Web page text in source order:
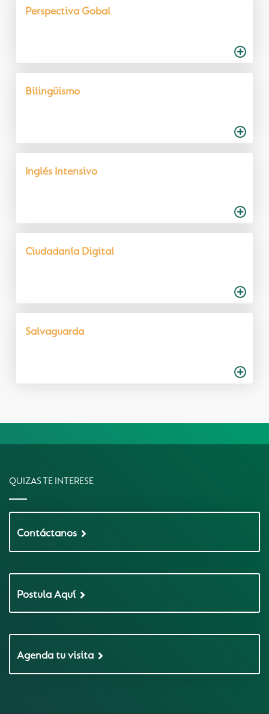
Perspectiva Gobal
Bilingüismo
Inglés Intensivo
Ciudadanía Digital
Salvaguarda
QUIZAS TE INTERESE
Contáctanos
Postula Aquí
Agenda tu visita